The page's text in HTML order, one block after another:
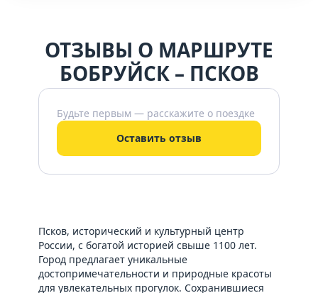
ОТЗЫВЫ О МАРШРУТЕ
БОБРУЙСК – ПСКОВ
Будьте первым — расскажите о поездке
Оставить отзыв
Псков, исторический и культурный центр
России, с богатой историей свыше 1100 лет.
Город предлагает уникальные
достопримечательности и природные красоты
для увлекательных прогулок. Сохранившиеся